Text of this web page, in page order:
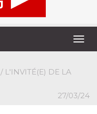
/ L'INVITÉ(E) DE LA
27/03/24